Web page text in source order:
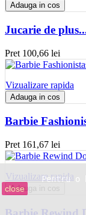
Adauga in cos
Jucarie de
Pret 100,66 lei
Vizualizare rapida
Adauga in cos
Barbie
Pret 161,67 lei
Vizualizare rapida
Adauga in cos
close
Pentru o